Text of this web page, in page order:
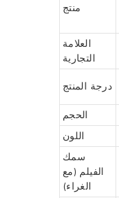
منتج
العلامة
التجارية
درجة المنتج
الحجم
اللون
سمك
الفيلم (مع
الغراء)